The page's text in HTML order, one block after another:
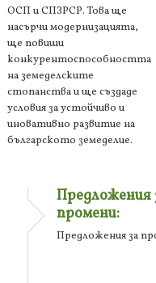
ОСП и СПЗРСР. Това ще
насърчи модернизацията,
ще повиши
конкурентоспособността
на земеделските
стопанства и ще създаде
условия за устойчиво и
иновативно развитие на
българското земеделие.
Предложения
промени:
Предложения за